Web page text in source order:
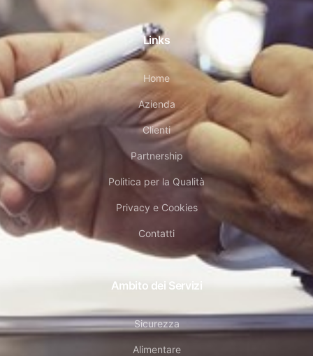
Links
Home
Azienda
Clienti
Partnership
Politica per la Qualità
Privacy e Cookies
Contatti
Ambito dei Servizi
Sicurezza
Alimentare